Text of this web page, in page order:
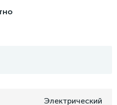
Электрический